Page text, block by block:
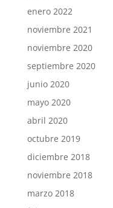
enero 2022
noviembre 2021
noviembre 2020
septiembre 2020
junio 2020
mayo 2020
abril 2020
octubre 2019
diciembre 2018
noviembre 2018
marzo 2018